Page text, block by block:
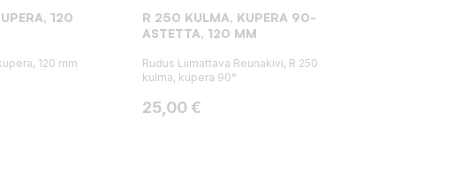
120
120 mm
R 250 KULMA, KUPERA 90-
ASTETTA, 120 MM
Rudus Liimattava Reunakivi, R 250
kulma, kupera 90°
Hinta
25,00 €